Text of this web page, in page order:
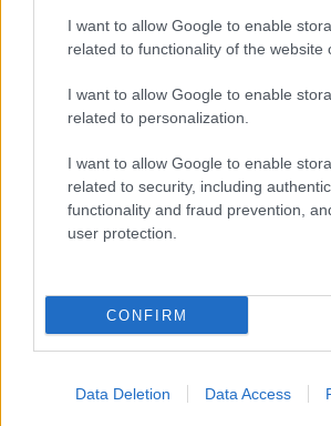
I want to allow Google to enable
related to functionality of the website
I want to allow Google to enable
related to personalization.
I want to allow Google to enable
related to security, including
functionality and fraud prevention,
user protection.
CONFIRM
Data Deletion Data Access
4 napja
Idén már nem hoz több ADUO-